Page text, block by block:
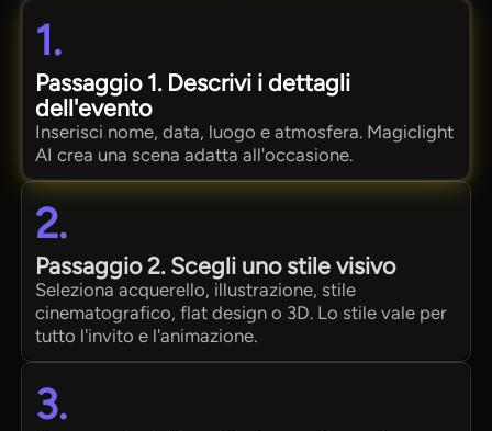
1.
Passaggio 1. Descrivi i dettagli
dell'evento
Inserisci nome, data, luogo e atmosfera. Magiclight
AI crea una scena adatta all'occasione.
2.
Passaggio 2. Scegli uno stile visivo
Seleziona acquerello, illustrazione, stile
cinematografico, flat design o 3D. Lo stile vale per
tutto l'invito e l'animazione.
3.